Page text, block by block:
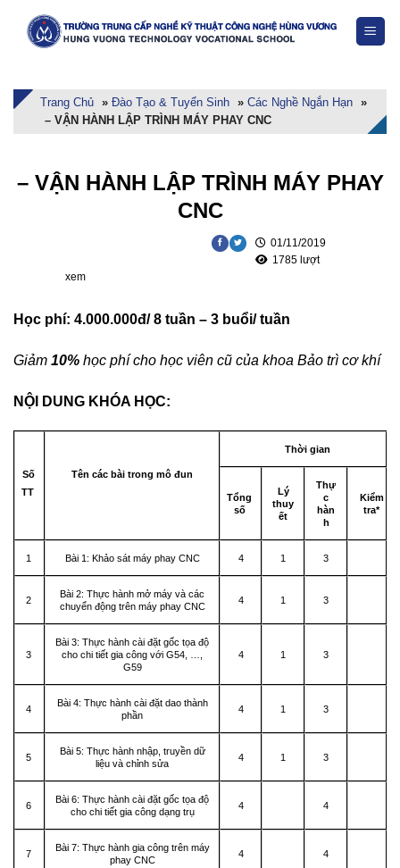
Trang Chủ » Đào Tạo & Tuyển Sinh » Các Nghề Ngắn Hạn »
– VẬN HÀNH LẬP TRÌNH MÁY PHAY CNC
– VẬN HÀNH LẬP TRÌNH MÁY PHAY
CNC
01/11/2019
1785 lượt
xem
Học phí: 4.000.000đ/ 8 tuần – 3 buổi/ tuần
Giảm 10% học phí cho học viên cũ của khoa Bảo trì cơ khí
NỘI DUNG KHÓA HỌC:
Số
TT
Tên các bài trong mô đun
Thời gian
Tổng
số
Lý
thuy
ết
Thự
c
hàn
h
Kiểm
tra*
1 Bài 1: Khảo sát máy phay CNC 4 1 3
2
Bài 2: Thực hành mở máy và các
chuyển động trên máy phay CNC
4 1 3
3
Bài 3: Thực hành cài đặt gốc tọa độ
cho chi tiết gia công với G54, …,
G59
4 1 3
4
Bài 4: Thực hành cài đặt dao thành
phần
4 1 3
5
Bài 5: Thực hành nhập, truyền dữ
liệu và chỉnh sửa
4 1 3
6
Bài 6: Thực hành cài đặt gốc tọa độ
cho chi tiết gia công dạng trụ
4 4
7
Bài 7: Thực hành gia công trên máy
phay CNC
4 4